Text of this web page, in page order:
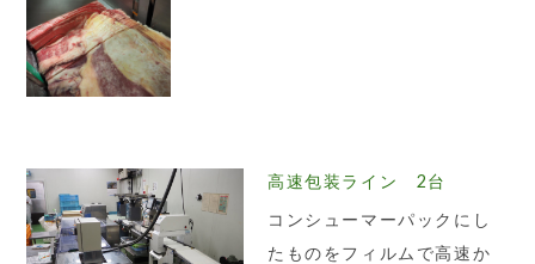
高速包装ライン 2台
コンシューマーパックにし
たものをフィルムで高速か